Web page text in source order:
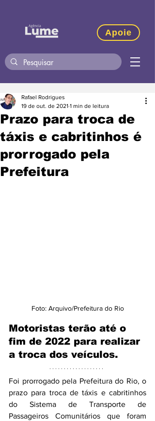
Apoie
Prazo para troca de
táxis e cabritinhos é
prorrogado pela
Prefeitura
Rafael Rodrigues
19 de out. de 2021 1 min de leitura
Foto: Arquivo/Prefeitura do Rio
Motoristas terão até o
fim de 2022 para realizar
a troca dos veículos.
Foi prorrogado pela Prefeitura do Rio, o
prazo para troca de táxis e cabritinhos
do Sistema de Transporte de
Passageiros Comunitários que foram